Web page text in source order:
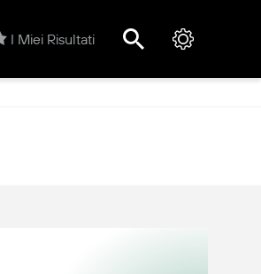
I Miei Risultati